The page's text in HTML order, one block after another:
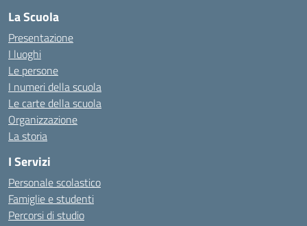
La Scuola
Presentazione
I luoghi
Le persone
I numeri della scuola
Le carte della scuola
Organizzazione
La storia
I Servizi
Personale scolastico
Famiglie e studenti
Percorsi di studio